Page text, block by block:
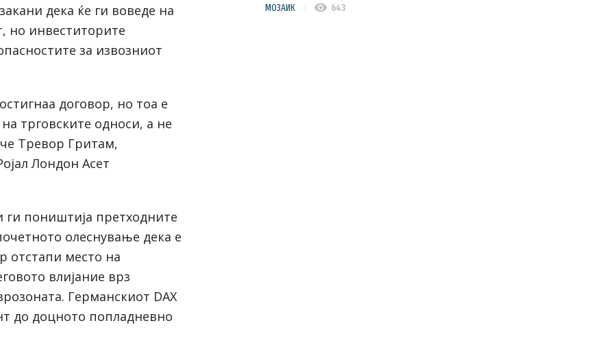
дека ќе ги воведе на
но инвеститорите
за извозниот
договор, но тоа е
трговските односи, а не
Тревор Гритам,
Лондон Асет
ги поништија претходните
олеснување дека е
отстапи место на
влијание врз
Германскиот DAX
до доцното попладневно
МОЗАИК visibility 643